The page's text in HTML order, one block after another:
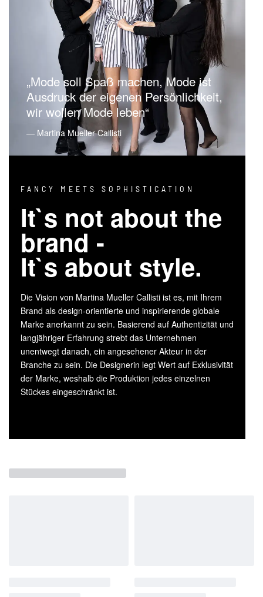
„Mode soll Spaß machen, Mode ist
Ausdruck der eigenen Persönlichkeit,
wir wollen Mode leben“
― Martina Mueller Callisti
FANCY MEETS SOPHISTICATION
It`s not about the
brand -
It`s about style.
Die Vision von Martina Mueller Callisti ist es, mit Ihrem
Brand als design-orientierte und inspirierende globale
Marke anerkannt zu sein. Basierend auf Authentizität und
langjähriger Erfahrung strebt das Unternehmen
unentwegt danach, ein angesehener Akteur in der
Branche zu sein. Die Designerin legt Wert auf Exklusivität
der Marke, weshalb die Produktion jedes einzelnen
Stückes eingeschränkt ist.